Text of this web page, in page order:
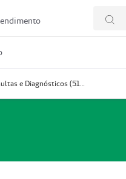
Prestador Medlife Consultas e Diagnósticos (51004334-2)